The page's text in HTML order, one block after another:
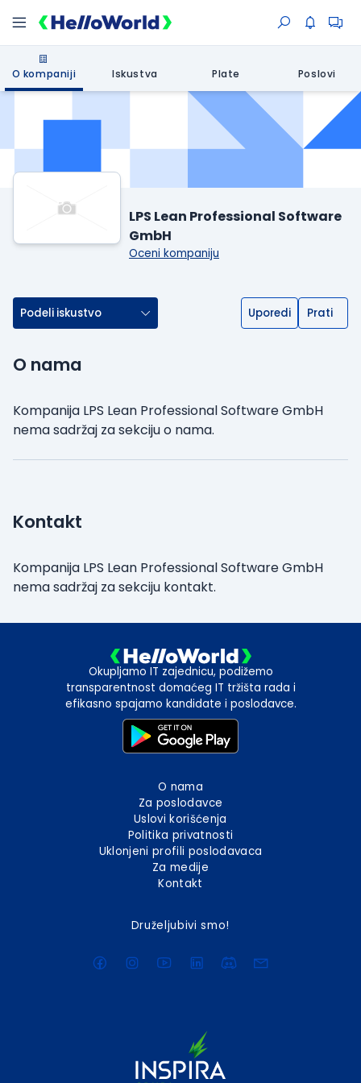
O kompaniji Iskustva Plate Poslovi
LPS Lean Professional Software
GmbH
Oceni kompaniju
Podeli iskustvo Uporedi Prati
O nama
Kompanija LPS Lean Professional Software GmbH
nema sadržaj za sekciju o nama.
Kontakt
Kompanija LPS Lean Professional Software GmbH
nema sadržaj za sekciju kontakt.
Okupljamo IT zajednicu, podižemo
transparentnost domaćeg IT tržišta rada i
efikasno spajamo kandidate i poslodavce.
O nama
Za poslodavce
Uslovi korišćenja
Politika privatnosti
Uklonjeni profili poslodavaca
Za medije
Kontakt
Druželjubivi smo!